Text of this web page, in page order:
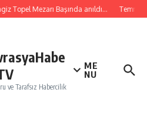
Topel Mezarı Başında anıldı…
ve Tarafsız Habercilik
ME
NU